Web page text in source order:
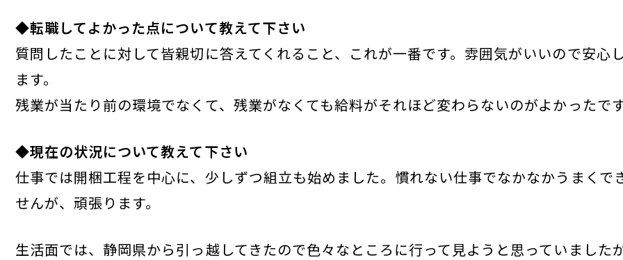
◆転職してよかった点について教えて下さい
質問したことに対して皆親切に答えてくれること、これが一番です。雰囲気がいいので安心
ます。
残業が当たり前の環境でなくて、残業がなくても給料がそれほど変わらないのがよかったで
◆現在の状況について教えて下さい
仕事では開梱工程を中心に、少しずつ組立も始めました。慣れない仕事でなかなかうまくで
せんが、頑張ります。
生活面では、静岡県から引っ越してきたので色々なところに行って見ようと思っていました